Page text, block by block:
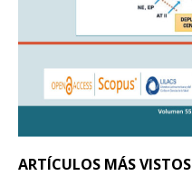
ARTÍCULOS MÁS VISTOS